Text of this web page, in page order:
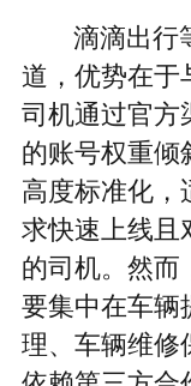
滴滴出行
道，优势在于
司机通过官方
的账号权重倾
高度标准化，
求快速上线且
的司机。然而
要集中在车辆
理、车辆维修